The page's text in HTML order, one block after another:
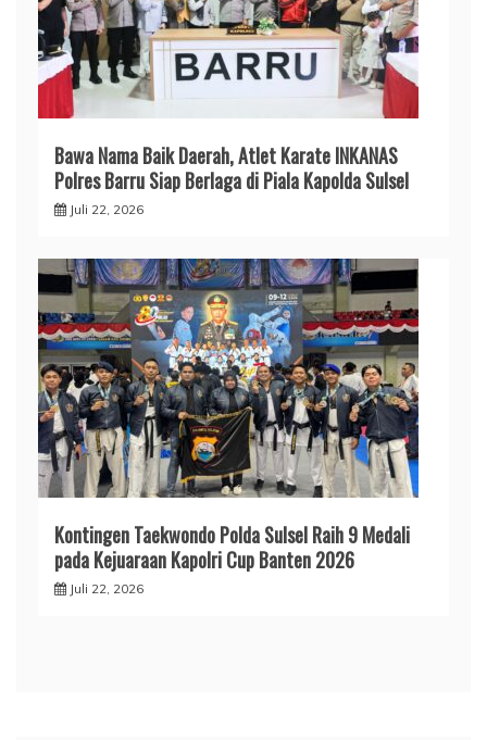
​Bawa Nama Baik Daerah, Atlet Karate INKANAS
Polres Barru Siap Berlaga di Piala Kapolda Sulsel
Juli 22, 2026
Kontingen Taekwondo Polda Sulsel Raih 9 Medali
pada Kejuaraan Kapolri Cup Banten 2026
Juli 22, 2026